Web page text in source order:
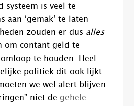
systeem is veel te
aan ‘gemak’ te laten
zouden er dus alles
om contant geld te
te houden. Heel
politiek dit ook lijkt
we wel alert blijven
niet de gehele